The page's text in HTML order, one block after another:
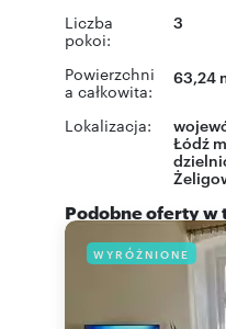
Liczba
pokoi:
3
Powierzchni
a całkowita:
63,24
Lokalizacja:
Łódź
Podobne oferty w
WYRÓŻNIONE